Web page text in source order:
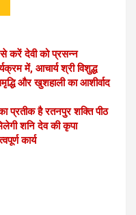
से करें देवी को प्रसन्न
में, आचार्य श्री विशुद्ध
और खुशहाली का आशीर्वाद
प्रतीक है रतनपुर शक्ति पीठ
शनि देव की कृपा
कार्य